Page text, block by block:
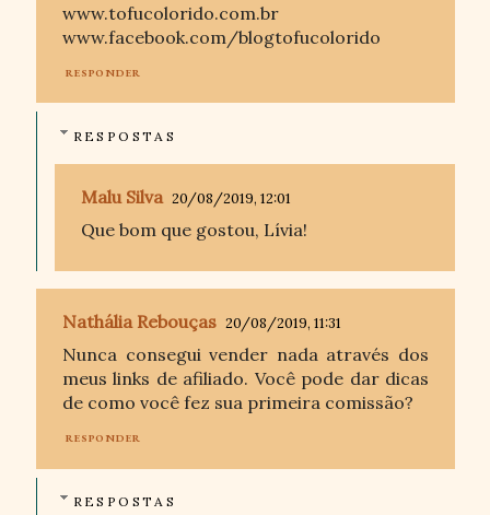
www.tofucolorido.com.br
www.facebook.com/blogtofucolorido
RESPONDER
RESPOSTAS
Malu Silva 20/08/2019, 12:01
Que bom que gostou, Lívia!
Nathália Rebouças 20/08/2019, 11:31
Nunca consegui vender nada através dos
meus links de afiliado. Você pode dar dicas
de como você fez sua primeira comissão?
RESPONDER
RESPOSTAS